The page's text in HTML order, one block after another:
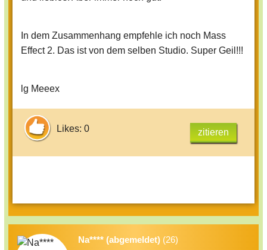
In dem Zusammenhang empfehle ich noch Mass
Effect 2. Das ist von dem selben Studio. Super Geil!!!
lg Meeex
Likes: 0 zitieren
Na**** (abgemeldet) (26)